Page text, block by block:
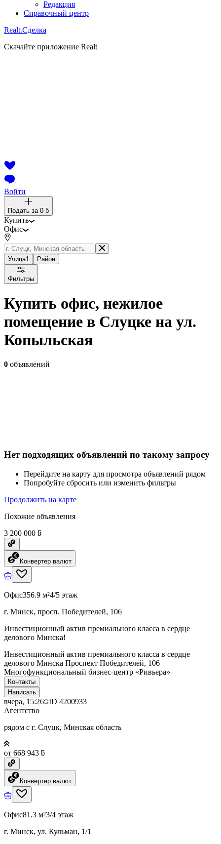
Редакция
Справочный центр
Realt.Сделка
Скачайте приложение Realt
Войти
Подать за 0 ƃ
Купить
Офис
Улица1 Район
Фильтры
Купить офис, нежилое
помещение в Слуцке на ул.
Копыльская
0 объявлений
Нет подходящих объявлений по такому запросу
Перейдите на карту для просмотра объявлений рядом
Попробуйте сбросить или изменить фильтры
Продолжить на карте
Похожие объявления
3 200 000 ƃ
Конвертер валют
Офис356.9 м²4/5 этаж
г. Минск, просп. Победителей, 106
Инвестиционный актив премиального класса в сердце
делового Минска!
Инвестиционный актив премиального класса в сердце
делового Минска Проспект Победителей, 106
Многофункциональный бизнес-центр «Ривьера»
Контакты
Написать
вчера, 15:26 ID 4200933
Агентство
рядом с г. Слуцк, Минская область
от 668 943 ƃ
Конвертер валют
Офис81.3 м²3/4 этаж
г. Минск, ул. Кульман, 1/1